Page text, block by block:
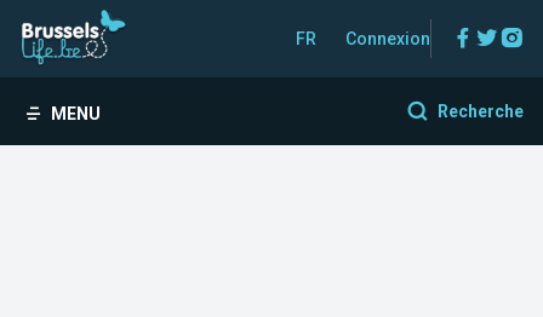
FR Connexion
MENU Recherche